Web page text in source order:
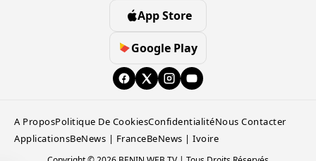
App Store
Google Play
A ProposPolitique De CookiesConfidentialitéNous Contacter
ApplicationsBeNews | FranceBeNews | Ivoire